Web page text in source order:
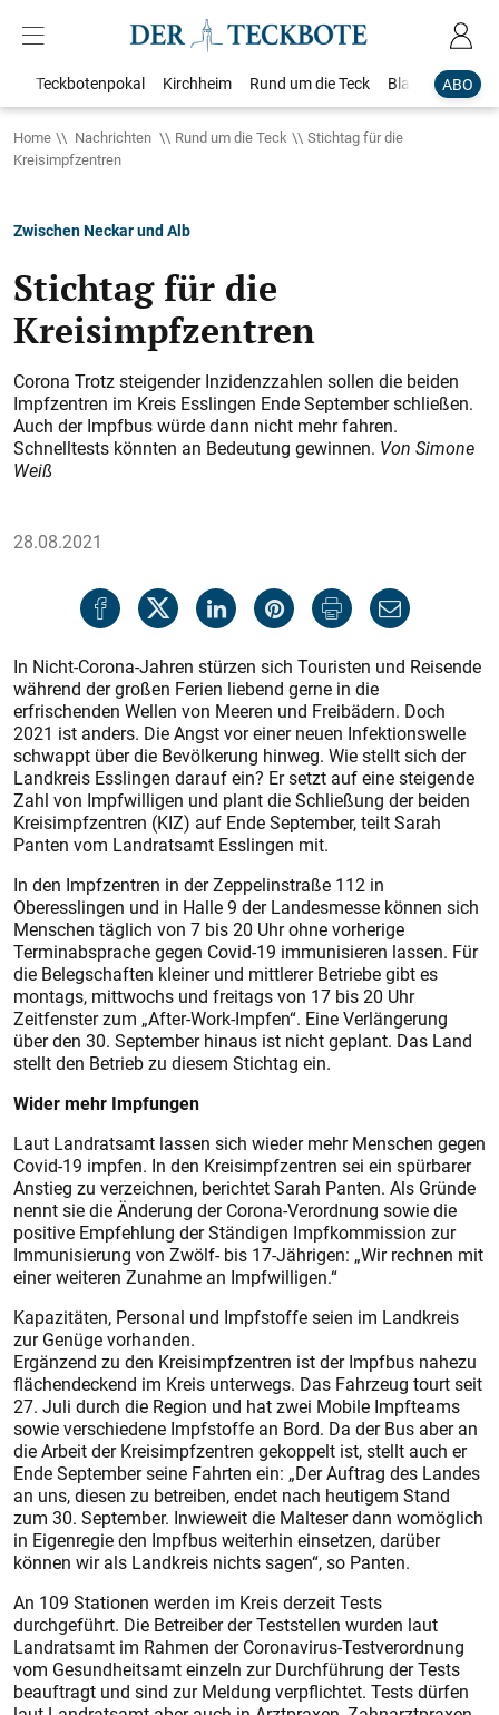
ABO
Teckbotenpokal Kirchheim Rund um die Teck Blaulicht
Home Nachrichten Rund um die Teck
Stichtag für die
Kreisimpfzentren
Zwischen Neckar und Alb
Stichtag für die
Kreisimpfzentren
Corona Trotz steigender Inzidenzzahlen sollen die beiden
Impfzentren im Kreis Esslingen Ende September schließen.
Auch der Impfbus würde dann nicht mehr fahren.
Schnelltests könnten an Bedeutung gewinnen. Von Simone
Weiß
28.08.2021
In Nicht-Corona-Jahren stürzen sich Touristen und Reisende
während der großen Ferien liebend gerne in die
erfrischenden Wellen von Meeren und Freibädern. Doch
2021 ist anders. Die Angst vor einer neuen Infektionswelle
schwappt über die Bevölkerung hinweg. Wie stellt sich der
Landkreis Esslingen darauf ein? Er setzt auf eine steigende
Zahl von Impfwilligen und plant die Schließung der beiden
Kreisimpfzentren (KIZ) auf Ende September, teilt Sarah
Panten vom Landratsamt Esslingen mit.
In den Impfzentren in der Zeppelinstraße 112 in
Oberesslingen und in Halle 9 der Landesmesse können sich
Menschen täglich von 7 bis 20 Uhr ohne vorherige
Terminabsprache gegen Covid-19 immunisieren lassen. Für
die Belegschaften kleiner und mittlerer Betriebe gibt es
montags, mittwochs und freitags von 17 bis 20 Uhr
Zeitfenster zum „After-Work-Impfen“. Eine Verlängerung
über den 30. September hinaus ist nicht ge­plant. Das Land
stellt den Betrieb zu diesem Stichtag ein.
Wider mehr Impfungen
Laut Landratsamt lassen sich wieder mehr Menschen gegen
Covid-19 impfen. In den Kreisimpfzentren sei ein spürbarer
Anstieg zu verzeichnen, berichtet Sarah Panten. Als Gründe
nennt sie die Änderung der Corona-Verordnung sowie die
positive Empfehlung der Ständigen Impfkommission zur
Immunisierung von Zwölf- bis 17-Jährigen: „Wir rechnen mit
einer weiteren Zunahme an Impfwilligen.“
Kapazitäten, Personal und Impfstoffe seien im Landkreis
zur Genüge vorhanden.
Ergänzend zu den Kreisimpfzentren ist der Impfbus nahezu
flächendeckend im Kreis unterwegs. Das Fahrzeug tourt seit
27. Juli durch die Region und hat zwei Mobile Impfteams
sowie verschiedene Impfstoffe an Bord. Da der Bus aber an
die Arbeit der Kreis­impfzentren gekoppelt ist, stellt auch er
Ende September seine Fahrten ein: „Der Auftrag des Landes
an uns, diesen zu betreiben, endet nach heutigem Stand
zum 30. September. Inwieweit die Malteser dann womöglich
in Eigenregie den Impfbus weiterhin einsetzen, darüber
können wir als Landkreis nichts sagen“, so Panten.
An 109 Stationen werden im Kreis derzeit Tests
durchgeführt. Die Betreiber der Teststellen wurden laut
Landratsamt im Rahmen der Coronavirus-Testverordnung
vom Gesundheitsamt einzeln zur Durchführung der Tests
beauftragt und sind zur Meldung verpflichtet. Tests dürfen